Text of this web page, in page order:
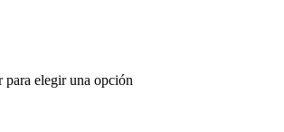
para elegir una opción